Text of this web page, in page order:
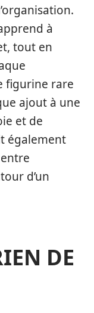
à
tout en
figurine rare
ajout à une
et de
également
d’un
DE